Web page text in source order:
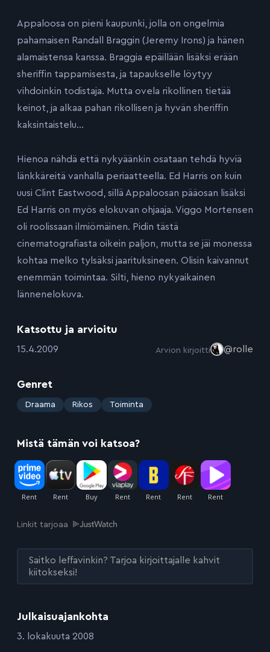
Julkaisuajankohta
:3. lokakuuta 2008
Appaloosa on pieni kaupunki, jolla on ongelmia
pahamaisen Randall Braggin (Jeremy Irons) ja hänen
alamaistensa kanssa. Braggia epäillään lisäksi erään
sheriffin tappamisesta, ja tapaukselle löytyy
vihdoinkin todistaja. Mutta ovela rikollinen tietää
keinot, ja alkaa pahan rikollisen ja hyvän sheriffin
kaksintaistelu…
Hienoa nähdä että nykyäänkin osataan tehdä hyviä
länkkäreitä vanhalla periaatteella. Ed Harris on kuin
uusi Clint Eastwood, sillä Appaloosan pääosan lisäksi
Ed Harris on myös elokuvan ohjaaja. Viggo Mortensen
oli roolissaan ilmiömäinen. Pidin tästä
cinematografiasta oikein paljon, mutta se jäi monessa
kohtaa melko tylsäksi jaarituksineen. Olisin kaivannut
enemmän toimintaa. Silti, hieno nykyaikainen
lännenelokuva.
Katsottu ja arvioitu
:15.4.2009 Arvion kirjoitti @rolle
Genret
: Draama Rikos Toiminta
Mistä tämän voi katsoa?
Linkit tarjoaa
Saitko leffavinkin? Tarjoa kirjoittajalle kahvit
kiitokseksi!